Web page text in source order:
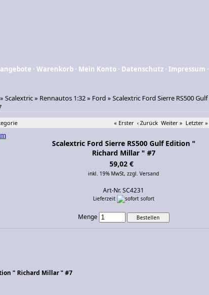
· Warenkorb· Mein Konto · Datenschutz· Impressum ·
» Scalextric» Rennautos 1:32» Ford » Scalextric Ford Sierre RS500 Gulf
« Erster ‹ Zurück Weiter » Letzter »
Scalextric Ford Sierre RS500 Gulf Edition "
Richard Millar " #7
59,02 €
inkl. 19% MwSt, zzgl. Versand
Art-Nr. SC4231
Lieferzeit sofort
Menge
" Richard Millar " #7